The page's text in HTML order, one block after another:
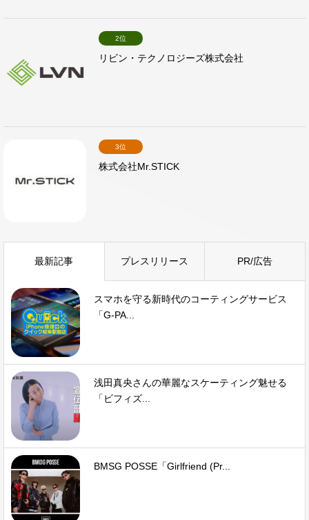
2位
リビン・テクノロジーズ株式会社
3位
株式会社Mr.STICK
最新記事 プレスリリース PR/広告
スマホを守る新時代のコーティングサービス
「G-PA...
浅田真央さんの華麗なスケーティング魅せる
「ビフィズ...
BMSG POSSE「Girlfriend (Pr...